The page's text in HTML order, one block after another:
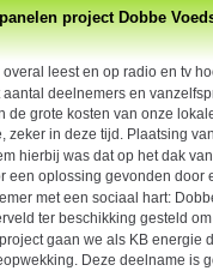
project Dobbe
overal leest en op radio en tv
aantal deelnemers
de grote kosten van onze
zeker in deze tijd. Plaatsing
hierbij was dat op het dak
een oplossing gevonden door
met een sociaal hart:
ter beschikking
gaan we als KB energie
Deze deelname is